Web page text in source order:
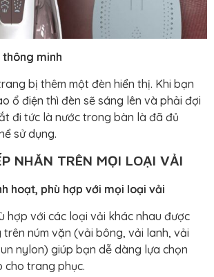
minh
bị thêm một đèn hiển thị. Khi bạn
ổ điện thì đèn sẽ sáng lên và phải đợi
đi tức là nước trong bàn là đã đủ
sử dụng.
NHĂN TRÊN MỌI LOẠI VẢI
hoạt, phù hợp với mọi loại vải
hợp với các loại vải khác nhau được
núm vặn (vải bông, vải lanh, vải
nylon) giúp bạn dễ dàng lựa chọn
cho trang phục.